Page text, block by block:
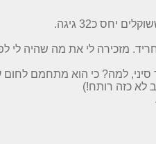
סיני, למה? כי הוא מתחמם לחום
לא כזה רותח!)